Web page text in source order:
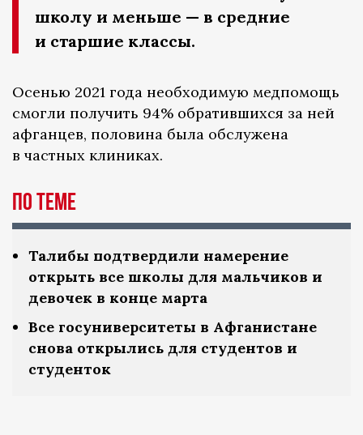
школу и меньше — в средние
и старшие классы.
Осенью 2021 года необходимую медпомощь
смогли получить 94% обратившихся за ней
афганцев, половина была обслужена
в частных клиниках.
По теме
Талибы подтвердили намерение
открыть все школы для мальчиков и
девочек в конце марта
Все госуниверситеты в Афганистане
снова открылись для студентов и
студенток